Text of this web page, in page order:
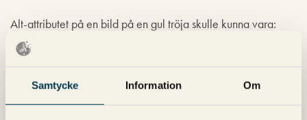
Samtycke Information Om
Alt-attributet på en bild på en gul tröja skulle kunna vara:
”Snygg gul tröja med röda detaljer”. Filnamnet skulle kunna
vara: gul-troja.png